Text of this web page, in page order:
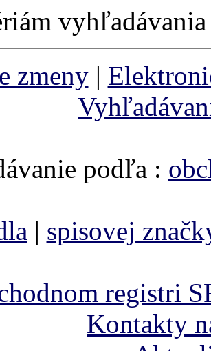
vyhľadávania
zmeny|
podľa :
| spisovej
registri
Kontakty